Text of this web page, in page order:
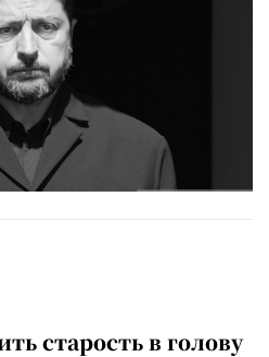
старость в голову